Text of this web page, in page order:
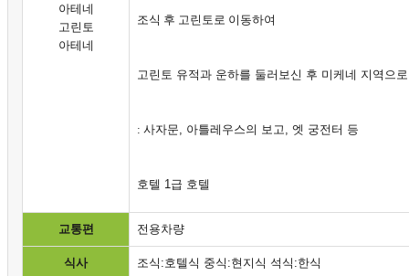
아테네
고린토
아테네
조식 후 고린토로 이동하여
고린토 유적과 운하를 둘러보신 후 미케네 지역으로
: 사자문 아틀레우스의 보고 엣 궁전터 등
호텔 1급 호텔
교통편 전용차량
식사 조식:호텔식 중식:현지식 석식:한식